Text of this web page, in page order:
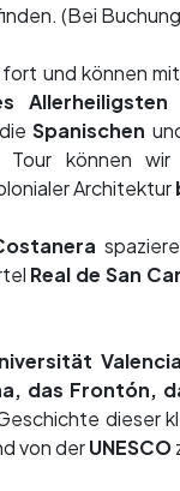
(Bei
fort und können
Spanischen
können
Architektur
Real de San
das Frontón,
dieser
von derUNESCO